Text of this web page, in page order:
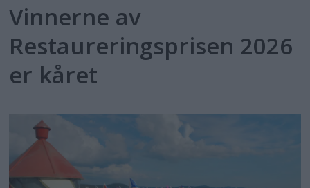
Vinnerne av
Restaureringsprisen 2026
er kåret